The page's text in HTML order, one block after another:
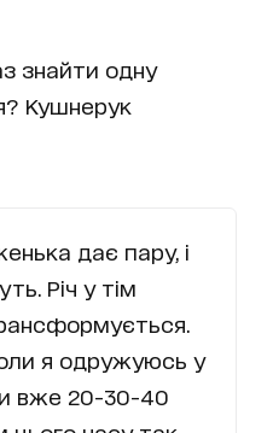
знайти одну
Кушнерук
дає пару, і
Річ у тім
я одружуюсь у
вже 20-30-40